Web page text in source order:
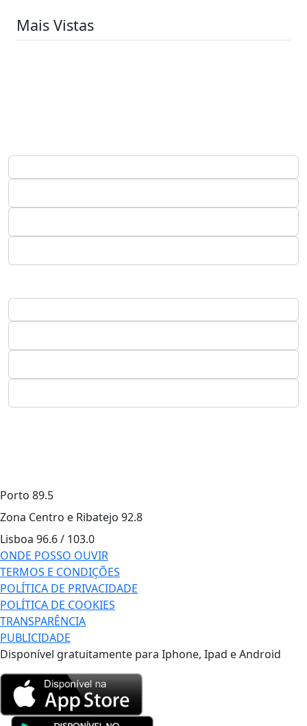
Mais Vistas
Porto 89.5
Zona Centro e Ribatejo 92.8
Lisboa 96.6 / 103.0
ONDE POSSO OUVIR
TERMOS E CONDIÇÕES
POLÍTICA DE PRIVACIDADE
POLÍTICA DE COOKIES
TRANSPARÊNCIA
PUBLICIDADE
Disponível gratuitamente para Iphone, Ipad e Android